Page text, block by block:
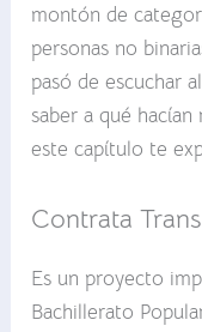
montón de
personas no
pasó de escuchar
saber a qué
este capítulo te
Contrata Trans
Es un proyecto
Bachillerato